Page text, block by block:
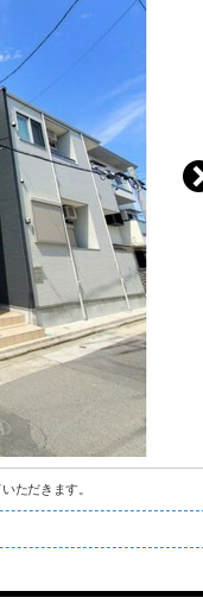
ただきます。